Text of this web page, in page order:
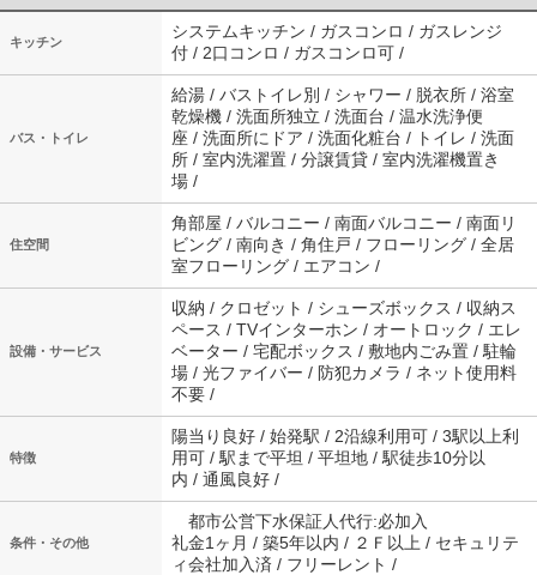
キッチン
システムキッチン / ガスコンロ / ガスレンジ
付 / 2口コンロ / ガスコンロ可 /
バス・トイレ
給湯 / バストイレ別 / シャワー / 脱衣所 / 浴室
乾燥機 / 洗面所独立 / 洗面台 / 温水洗浄便
座 / 洗面所にドア / 洗面化粧台 / トイレ / 洗面
所 / 室内洗濯置 / 分譲賃貸 / 室内洗濯機置き
場 /
住空間
角部屋 / バルコニー / 南面バルコニー / 南面リ
ビング / 南向き / 角住戸 / フローリング / 全居
室フローリング / エアコン /
設備・サービス
収納 / クロゼット / シューズボックス / 収納ス
ペース / TVインターホン / オートロック / エレ
ベーター / 宅配ボックス / 敷地内ごみ置 / 駐輪
場 / 光ファイバー / 防犯カメラ / ネット使用料
不要 /
特徴
陽当り良好 / 始発駅 / 2沿線利用可 / 3駅以上利
用可 / 駅まで平坦 / 平坦地 / 駅徒歩10分以
内 / 通風良好 /
条件・その他
都市公営下水保証人代行:必加入
礼金1ヶ月 / 築5年以内 / ２Ｆ以上 / セキュリテ
ィ会社加入済 / フリーレント /